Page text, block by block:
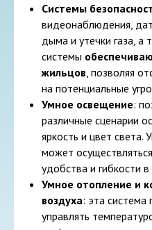
Системы
видеонаблюдения,
дыма и утечки газа, а
системы
жильцов , позволяя
на потенциальные
Умное освещение:
различные сценарии
яркость и цвет света.
может
удобства и гибкости
Умное отопление и
воздуха: эта система
управлять